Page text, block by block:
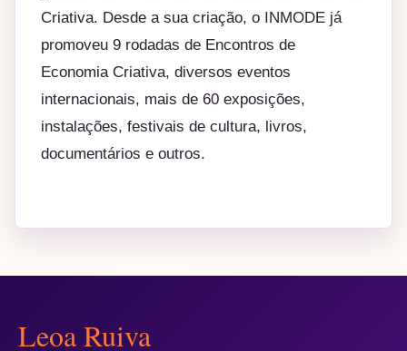
Criativa. Desde a sua criação, o INMODE já
promoveu 9 rodadas de Encontros de
Economia Criativa, diversos eventos
internacionais, mais de 60 exposições,
instalações, festivais de cultura, livros,
documentários e outros.
Leoa Ruiva